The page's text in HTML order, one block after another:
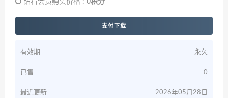
钻石会员购买价格 : 0积分
支付下载
有效期 永久
已售 0
最近更新 2026年05月28日